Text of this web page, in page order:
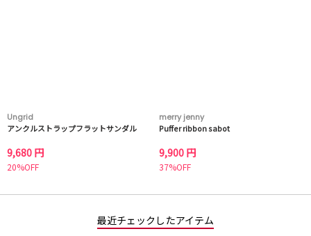
Ungrid
アンクルストラップフラットサンダル
9,680 円
20%OFF
merry jenny
Puffer ribbon sabot
9,900 円
37%OFF
最近チェックしたアイテム